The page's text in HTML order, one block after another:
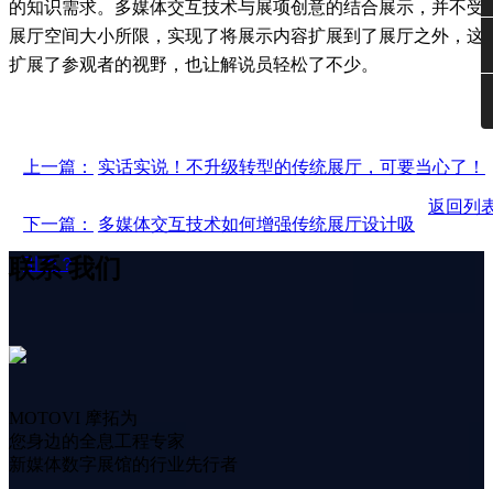
的知识需求。多媒体交互技术与展项创意的结合展示，并不受
展厅空间大小所限，实现了将展示内容扩展到了展厅之外，这
扩展了参观者的视野，也让解说员轻松了不少。
上一篇： 实话实说！不升级转型的传统展厅，可要当心了！
返回列
下一篇：
多媒体交互技术如何增强传统展厅设计吸
引力？
联系我们
MOTOVI 摩拓为
您身边的全息工程专家
新媒体数字展馆的行业先行者